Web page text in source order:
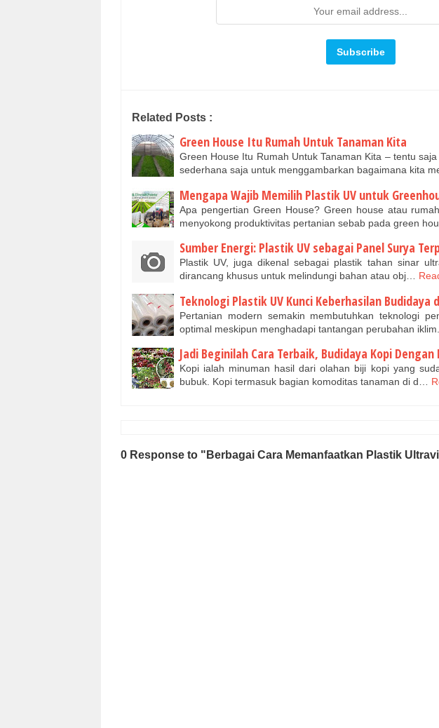
Related Posts :
Green House Itu Rumah Untuk Tanaman Kita
Green House Itu Rumah Untuk Tanaman Kita – tentu
sederhana saja untuk menggambarkan bagaimana kita
Mengapa Wajib Memilih Plastik UV untuk
Apa pengertian Green House? Green house atau
menyokong produktivitas pertanian sebab pada green
Sumber Energi: Plastik UV sebagai Panel Surya
Plastik UV, juga dikenal sebagai plastik tahan sinar
dirancang khusus untuk melindungi bahan atau obj…
Teknologi Plastik UV Kunci Keberhasilan Budidaya
Pertanian modern semakin membutuhkan teknologi
optimal meskipun menghadapi tantangan perubahan
Jadi Beginilah Cara Terbaik, Budidaya Kopi
Kopi ialah minuman hasil dari olahan biji kopi yang
bubuk. Kopi termasuk bagian komoditas tanaman di d…
0 Response to "Berbagai Cara Memanfaatkan Plastik